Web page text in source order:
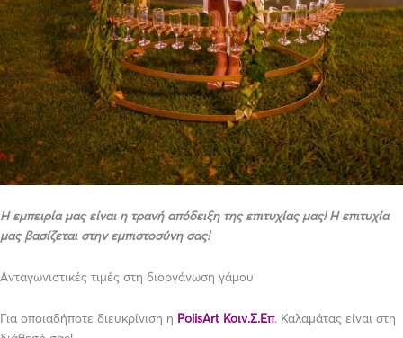
Η εμπειρία μας είναι η τρανή απόδειξη της επιτυχίας μας! Η επιτυχία
μας βασίζεται στην εμπιστοσύνη σας!
Ανταγωνιστικές τιμές στη διοργάνωση γάμου
Για οποιαδήποτε διευκρίνιση η PolisArt Κοιν.Σ.Επ. Καλαμάτας είναι στη